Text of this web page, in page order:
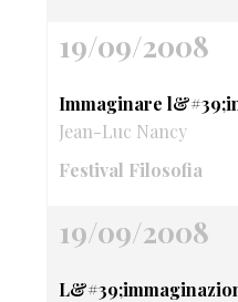
19/09/2008
Immaginare
Jean-Luc Nancy
Festival Filosofia
19/09/2008